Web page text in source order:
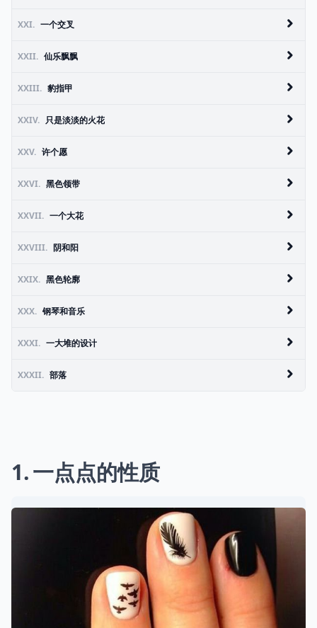
XXI. 一个交叉
XXII. 仙乐飘飘
XXIII. 豹指甲
XXIV. 只是淡淡的火花
XXV. 许个愿
XXVI. 黑色领带
XXVII. 一个大花
XXVIII. 阴和阳
XXIX. 黑色轮廓
XXX. 钢琴和音乐
XXXI. 一大堆的设计
XXXII. 部落
1 一点点的性质